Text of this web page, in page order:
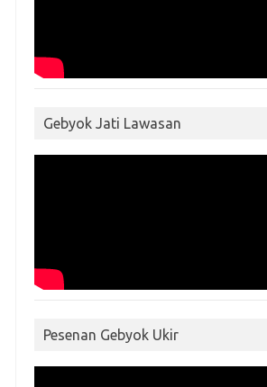
Gebyok Jati Lawasan
Pesenan Gebyok Ukir